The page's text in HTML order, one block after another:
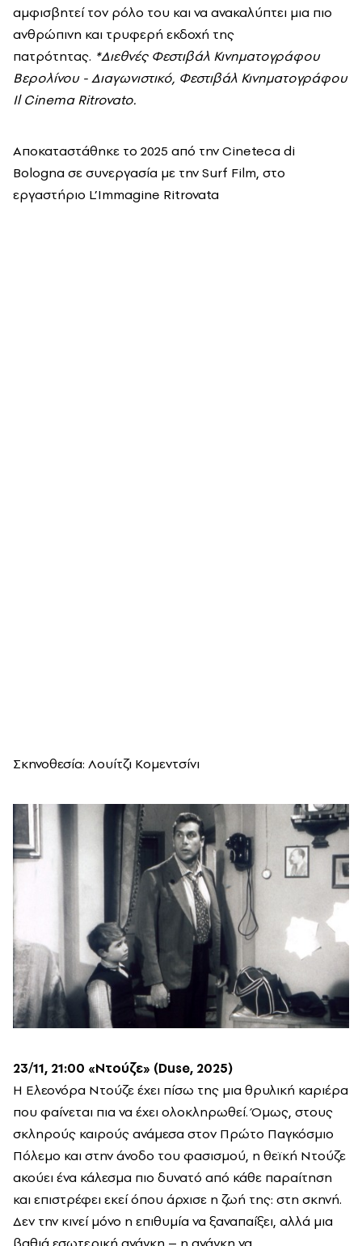
αμφισβητεί τον ρόλο του και να ανακαλύπτει μια πιο
ανθρώπινη και τρυφερή εκδοχή της
πατρότητας. *Διεθνές Φεστιβάλ Κινηματογράφου
Βερολίνου - Διαγωνιστικό, Φεστιβάλ Κινηματογράφου
Il Cinema Ritrovato.
Αποκαταστάθηκε το 2025 από την Cineteca di
Bologna σε συνεργασία με την Surf Film, στο
εργαστήριο L’Immagine Ritrovata
Σκηνοθεσία: Λουίτζι Κομεντσίνι
23/11, 21:00 «Ντούζε» (Duse, 2025)
Η Ελεονόρα Ντούζε έχει πίσω της μια θρυλική καριέρα
που φαίνεται πια να έχει ολοκληρωθεί. Όμως, στους
σκληρούς καιρούς ανάμεσα στον Πρώτο Παγκόσμιο
Πόλεμο και στην άνοδο του φασισμού, η θεϊκή Ντούζε
ακούει ένα κάλεσμα πιο δυνατό από κάθε παραίτηση
και επιστρέφει εκεί όπου άρχισε η ζωή της: στη σκηνή.
Δεν την κινεί μόνο η επιθυμία να ξαναπαίξει, αλλά μια